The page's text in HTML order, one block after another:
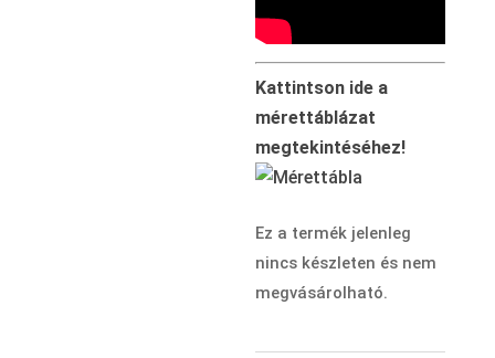
Kattintson ide a
mérettáblázat
megtekintéséhez!
Ez a termék jelenleg
nincs készleten és nem
megvásárolható.